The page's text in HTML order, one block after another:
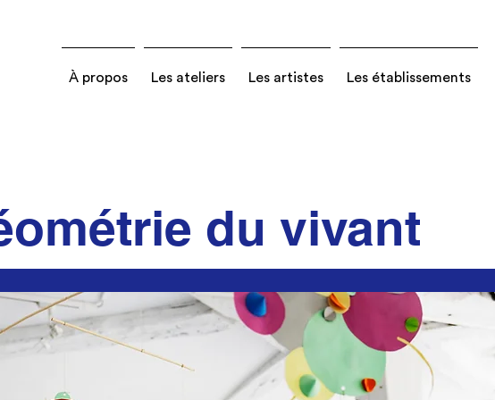
À propos Les ateliers Les artistes Les établissements
du vivant